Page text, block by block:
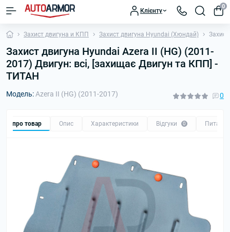
Клієнту
0
Захист двигуна и КПП Захист двигуна Hyundai (Хюндай)
Захист двигуна Hyundai Azera II (HG) (2011-
2017) Двигун: всі, [захищає Двигун та КПП] -
ТИТАН
Модель: Azera II (HG) (2011-2017) 0
Все про товар Опис Характеристики Відгуки 0 Питання